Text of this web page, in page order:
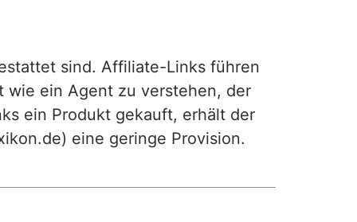
sind. Affiliate-Links führen
wie ein Agent zu verstehen, der
ein Produkt gekauft, erhält der
eine geringe Provision.